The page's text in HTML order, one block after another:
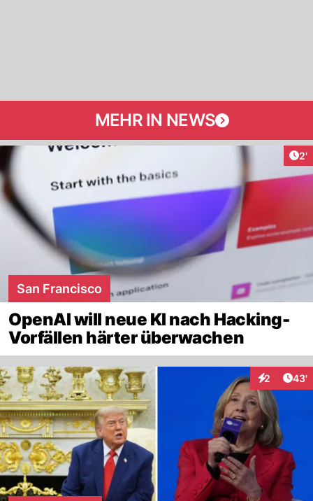
MEHR IN NEWS
2'
San Francisco
OpenAI will neue KI nach Hacking-
Vorfällen härter überwachen
2 43'